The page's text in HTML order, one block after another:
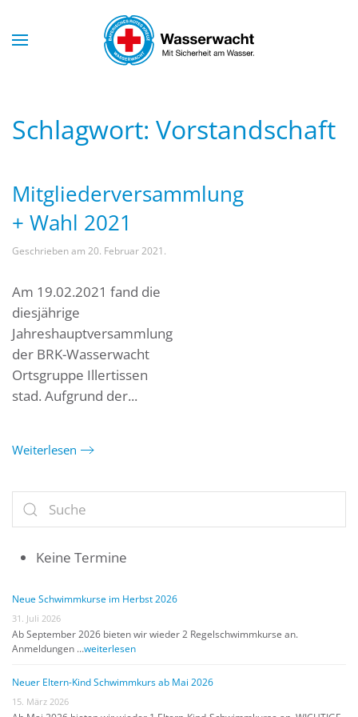
Skip to main content
Schlagwort: Vorstandschaft
Mitgliederversammlung
+ Wahl 2021
Geschrieben am 20. Februar 2021 .
Am 19.02.2021 fand die
diesjährige
Jahreshauptversammlung
der BRK-Wasserwacht
Ortsgruppe Illertissen
stad. Aufgrund der...
Weiterlesen
Keine Termine
Neue Schwimmkurse im Herbst 2026
31. Juli 2026
Ab September 2026 bieten wir wieder 2 Regelschwimmkurse an.
Anmeldungen …weiterlesen
Neuer Eltern-Kind Schwimmkurs ab Mai 2026
15. März 2026